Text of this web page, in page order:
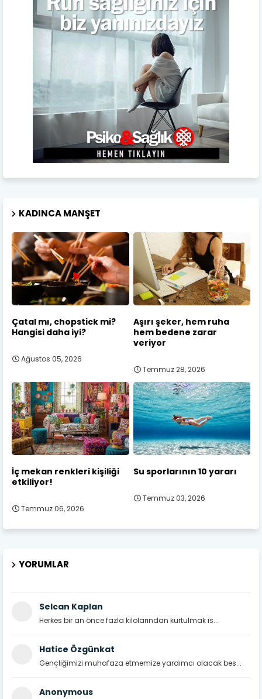
KADINCA MANŞET
Çatal mı, chopstick mi?
Hangisi daha iyi?
Ağustos 05, 2026
Aşırı şeker, hem ruha
hem bedene zarar
veriyor
Temmuz 28, 2026
İç mekan renkleri kişiliği
etkiliyor!
Temmuz 06, 2026
Su sporlarının 10 yararı
Temmuz 03, 2026
YORUMLAR
Selcan Kaplan
Herkes bir an önce fazla kilolarından kurtulmak is...
Hatice Özgünkat
Gençliğimizi muhafaza etmemize yardımcı olacak bes...
Anonymous